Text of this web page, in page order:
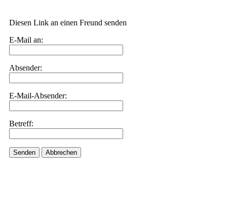
Diesen Link an einen Freund senden
E-Mail an:
Absender:
E-Mail-Absender:
Betreff:
Senden Abbrechen